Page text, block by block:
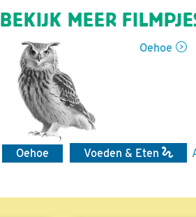
BEKIJK MEER
Oehoe
Oehoe Voeden & Eten